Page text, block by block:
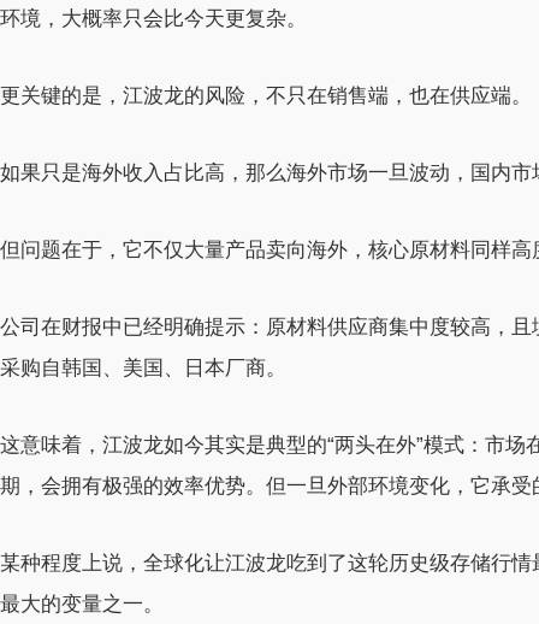
环境，大概率只会比今天更复杂。
更关键的是，江波龙的风险，不只在销售端，也在供应端。
如果只是海外收入占比高，那么海外市场一旦波动，国内
但问题在于，它不仅大量产品卖向海外，核心原材料同样高
公司在财报中已经明确提示：原材料供应商集中度较高，
采购自韩国、美国、日本厂商。
这意味着，江波龙如今其实是典型的“两头在外”模式：市
期，会拥有极强的效率优势。但一旦外部环境变化，它承
某种程度上说，全球化让江波龙吃到了这轮历史级存储行
最大的变量之一。